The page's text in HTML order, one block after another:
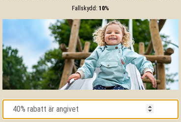
Fallskydd: 10%